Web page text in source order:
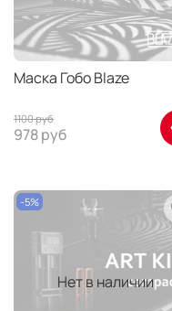
Маска Гобо Blaze
1100 руб
978 руб
Нет в наличии
-5%